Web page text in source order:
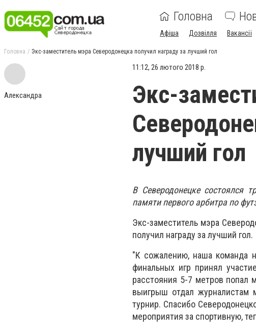
Головна
Афіша Дозвілля Вакансії
Головна Экс-заместитель мэра Северодонецка получил награду за лучший гол
Александра
11:12, 26 лютого 2018 р.
Экс-
лучший гол
В Северодонецке состоялся
памяти первого арбитра по
Экс-заместитель мэра
получил награду за лучший гол.
"К сожалению, наша команда
финальных игр принял
расстояния 5-7 метров
выигрыш отдал журналистам
турнир. Спасибо
мероприятия за спортивную,